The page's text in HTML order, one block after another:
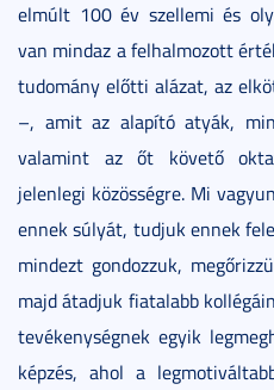
elmúlt 100 év szellemi és
van mindaz a felhalmozott
tudomány előtti alázat, az
–, amit az alapító atyák,
valamint az őt követő
jelenlegi közösségre. Mi
ennek súlyát, tudjuk ennek
mindezt gondozzuk,
majd átadjuk fiatalabb
tevékenységnek egyik
képzés, ahol a